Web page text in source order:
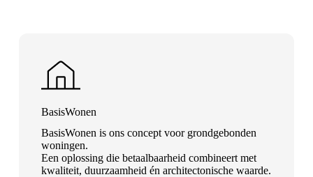
BasisWonen
BasisWonen is ons concept voor grondgebonden
woningen.
Een oplossing die betaalbaarheid combineert met
kwaliteit, duurzaamheid én architectonische waarde.